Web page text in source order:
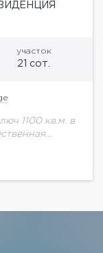
участок
21 сот.
1100 кв.м. в
5 спален